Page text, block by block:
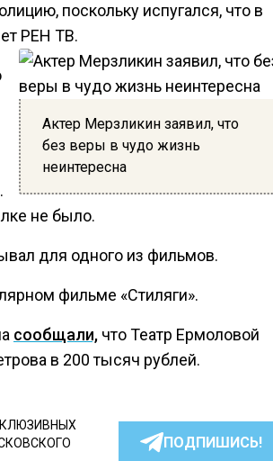
поскольку испугался, что в
РЕН ТВ.
Актер Мерзликин заявил, что
без веры в чудо жизнь
неинтересна
не было.
для одного из фильмов.
фильме «Стиляги».
сообщали,что Театр Ермоловой
в 200 тысяч рублей.
ПОДПИШИСЬ!